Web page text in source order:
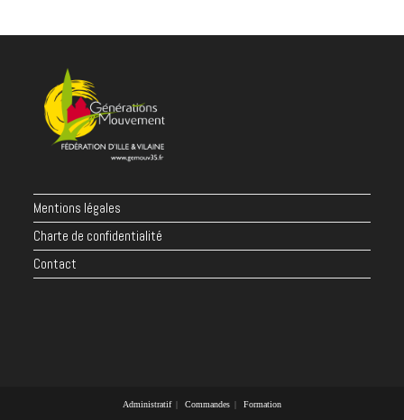
Mentions légales
Charte de confidentialité
Contact
Administratif Commandes Formation